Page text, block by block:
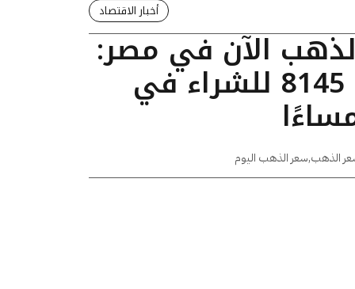
أخبار الاقتصاد
الآن في مصر:
عيار 24 يسجل 8145 للشراء في
الذهب,سعر الذهب اليوم